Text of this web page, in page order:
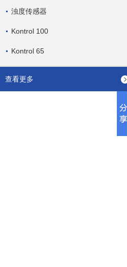
浊度传感器
Kontrol 100
Kontrol 65
查看更多